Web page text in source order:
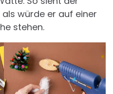
würde er auf einer
stehen.